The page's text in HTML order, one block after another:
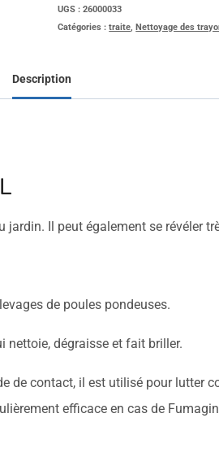
UGS :26000033
Catégories :traite ,Nettoyage des
Description
Il peut également se révéler
de poules pondeuses.
nettoie, dégraisse et fait briller.
de contact, il est utilisé pour lutter
efficace en cas de